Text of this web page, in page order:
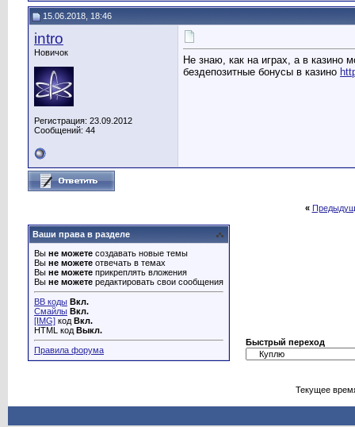
15.06.2018, 18:46
intro
Новичок
Регистрация: 23.09.2012
Сообщений: 44
Не знаю, как на играх, а в казино
бездепозитные бонусы в казино
«
Ваши права в разделе
Вы не можете создавать новые темы
Вы не можете отвечать в темах
Вы не можете прикреплять вложения
Вы не можете редактировать свои сообщения
BB коды Вкл.
Смайлы Вкл.
[IMG] код Вкл.
HTML код Выкл.
Правила форума
Быстрый переход
Текущее